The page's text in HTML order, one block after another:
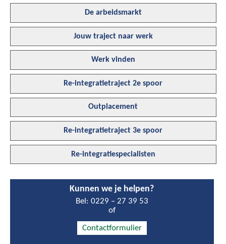
De arbeidsmarkt
Jouw traject naar werk
Werk vinden
Re-integratietraject 2e spoor
Outplacement
Re-integratietraject 3e spoor
Re-integratiespecialisten
Kunnen we je helpen?
Bel: 0229 – 27 39 53
of
Contactformulier